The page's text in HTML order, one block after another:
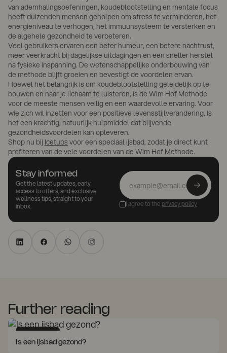
van ademhalingsoefeningen, koudeblootstelling en mentale focus
heeft duizenden mensen geholpen om stress te verminderen, het
energieniveau te verhogen, het immuunsysteem te versterken en
de algehele gezondheid te verbeteren.
Veel gebruikers ervaren een beter humeur, een betere nachtrust,
meer veerkracht bij dagelijkse uitdagingen en een sneller herstel
na fysieke inspanning. De wetenschappelijke onderbouwing van
de methode blijft groeien en bevestigt de voordelen ervan.
Hoewel het belangrijk is om koudeblootstelling geleidelijk op te
bouwen en naar je lichaam te luisteren, is de Wim Hof Methode
voor de meeste mensen veilig en een waardevolle ervaring. Voor
wie zich wil inzetten voor een positieve levensstijlverandering, is
het een krachtig, natuurlijk hulpmiddel dat blijvende
gezondheidsvoordelen kan opleveren.
Shop nu bij Icetubs voor een speciaal ijsbad, zodat je direct kunt
profiteren van de vele voordelen van de Wim Hof Methode.
Stay informed
Get the latest updates, early
access to offers, and exclusive
wellness tips, straight to your
inbox.
I agree to the privacy policy
Further reading
Is een ijsbad gezond?